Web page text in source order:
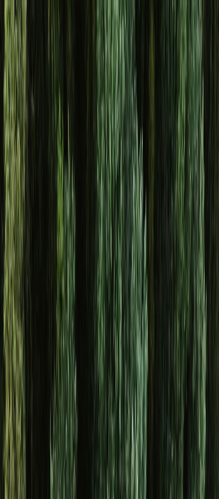
Osta auto
Myy autosi
Miksi carstore
Carstore EU
Näytä kaikki autot
Näytä kaikki autot